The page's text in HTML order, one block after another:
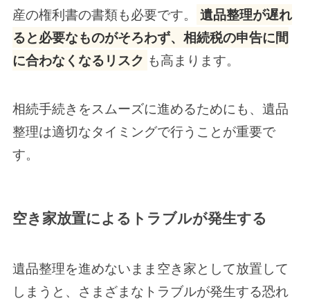
産の権利書の書類も必要です。
遺品整理が遅れ
ると必要なものがそろわず、相続税の申告に間
に合わなくなるリスク も高まります。
相続手続きをスムーズに進めるためにも、遺品
整理は適切なタイミングで行うことが重要で
す。
空き家放置によるトラブルが発生する
遺品整理を進めないまま空き家として放置して
しまうと、さまざまなトラブルが発生する恐れ